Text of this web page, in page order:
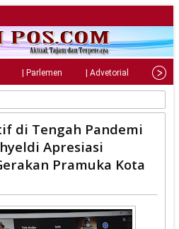
| Parlemen | Advetorial |
di Tengah Pandemi
Apresiasi
Pramuka Kota